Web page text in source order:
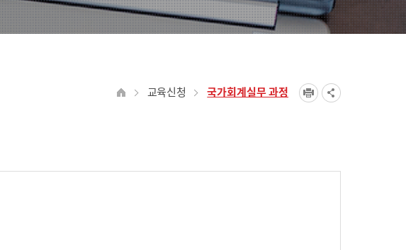
교육신청 국가회계실무 과정